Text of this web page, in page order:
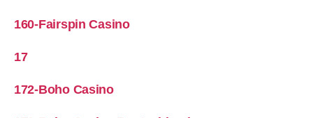
160-Fairspin Casino
17
172-Boho Casino